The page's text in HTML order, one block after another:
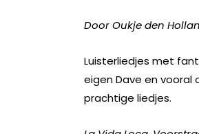
Door Oukje den
Luisterliedjes met
eigen Dave en vooral
prachtige liedjes.